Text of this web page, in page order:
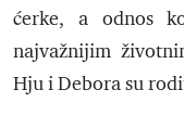
ćerke, a odnos
najvažnijim
Hju i Debora su